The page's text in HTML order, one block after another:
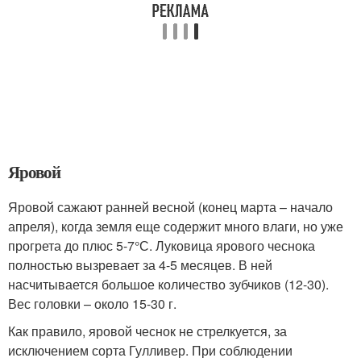
Яровой
Яровой сажают ранней весной (конец марта – начало
апреля), когда земля еще содержит много влаги, но уже
прогрета до плюс 5-7°С. Луковица ярового чеснока
полностью вызревает за 4-5 месяцев. В ней
насчитывается большое количество зубчиков (12-30).
Вес головки – около 15-30 г.
Как правило, яровой чеснок не стрелкуется, за
исключением сорта Гулливер. При соблюдении